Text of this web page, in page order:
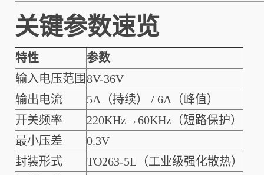
关键参数速览
特性
参数
输入电压范围 8V-36V
输出电流
5A（持续） / 6A（峰值）
开关频率
220KHz→60KHz（短路保护）
最小压差
0.3V
封装形式
TO263-5L（工业级强化散热）